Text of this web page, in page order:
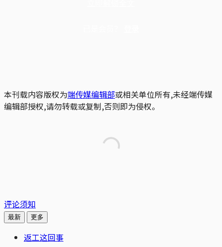
本刊载内容版权为端传媒编辑部或相关单位所有,未经端传媒
编辑部授权,请勿转载或复制,否则即为侵权。
评论须知
最新 更多
返工这回事